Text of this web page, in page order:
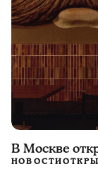
В Москве
НОВОСТИ